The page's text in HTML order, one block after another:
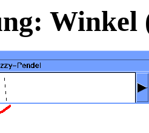
Winkel